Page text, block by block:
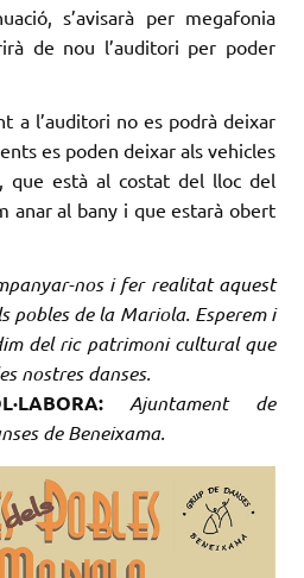
s’avisarà per megafonia
de nou l’auditori per poder
a l’auditori no es podrà deixar
es poden deixar als vehicles
que està al costat del lloc del
anar al bany i que estarà obert
nos i fer realitat aquest
pobles de la Mariola. Esperem i
del ric patrimoni cultural que
nostres danses.
Ajuntament de
de Beneixama.